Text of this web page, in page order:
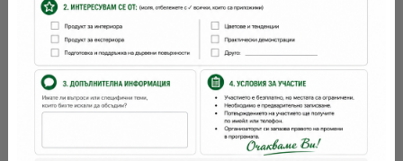
€15.00
Виж детайли
КУТИЯ 2 - Почистване,
освежаване и омасляване
€59.93 117.21лв.